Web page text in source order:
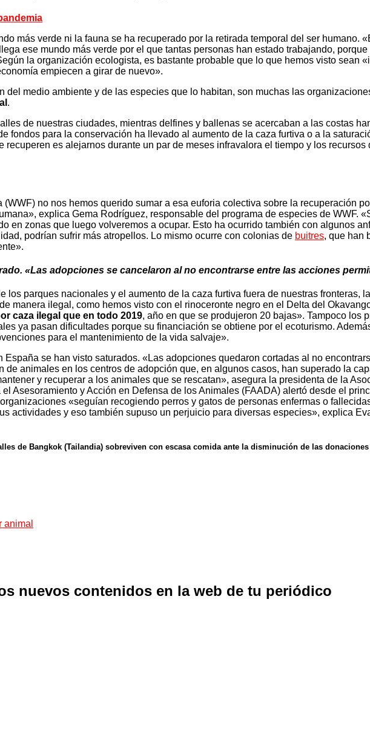
más verde ni la fauna se ha recuperado por la retirada temporal del ser humano.
ese mundo más verde por el que tantas personas han estado trabajando,
la organización ecologista, es bastante probable que lo que hemos visto sean
empiecen a girar de nuevo».
del medio ambiente y de las especies que lo habitan, son muchas las
.
de nuestras ciudades, mientras delfines y ballenas se acercaban a las costas
fondos para la conservación ha llevado al aumento de la caza furtiva o a la
recuperen es alejarnos durante un par de meses infravalora el tiempo y los
no nos hemos querido sumar a esa euforia colectiva sobre la recuperación
explica Gema Rodríguez, responsable del programa de especies de WWF.
en zonas que luego volveremos a ocupar. Esto ha ocurrido también con algunos
podrían sufrir más atropellos. Lo mismo ocurre con colonias de buitres, que han
«Las adopciones se cancelaron al no encontrarse entre las acciones
los parques nacionales y el aumento de la caza furtiva fuera de nuestras fronteras,
manera ilegal, como hemos visto con el rinoceronte negro en el Delta del
caza ilegal que en todo 2019, año en que se produjeron 20 bajas». Tampoco los
ya pasan dificultades porque su financiación se obtiene por el ecoturismo.
para el mantenimiento de la vida salvaje».
se han visto saturados. «Las adopciones quedaron cortadas al no
de animales en los centros de adopción que, en algunos casos, han superado la
y recuperar a los animales que se rescatan», asegura la presidenta de la
Asesoramiento y Acción en Defensa de los Animales (FAADA) alertó desde el
«seguían recogiendo perros y gatos de personas enfermas o
actividades y eso también supuso un perjuicio para diversas especies», explica
de Bangkok (Tailandia) sobreviven con escasa comida ante la disminución de las
animal
nuevos contenidos en la web de tu periódico